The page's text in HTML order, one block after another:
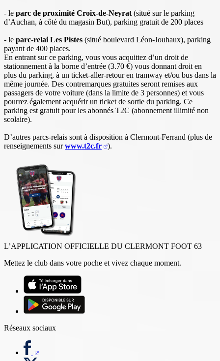
- le parc de proximité Croix-de-Neyrat (situé sur le parking
d’Auchan, à côté du magasin But), parking gratuit de 200 places
- le parc-relai Les Pistes (situé boulevard Léon-Jouhaux), parking
payant de 400 places.
En entrant sur ce parking, vous vous acquittez d’un droit de
stationnement à la borne d’entrée (3.70 €) vous donnant droit en
plus du parking, à un ticket-aller-retour en tramway et/ou bus dans la
même journée. Des contremarques gratuites seront remises aux
passagers de votre voiture (dans la limite de 3 personnes) et vous
pourrez également acquérir un ticket de sortie du parking. Ce
parking est gratuit pour les abonnés T2C (abonnement illimité non
scolaire).
D’autres parcs-relais sont à disposition à Clermont-Ferrand (plus de
renseignements surwww.t2c.fr ).
L’APPLICATION OFFICIELLE DU CLERMONT FOOT 63
Mettez le club dans votre poche et vivez chaque moment.
Réseaux sociaux